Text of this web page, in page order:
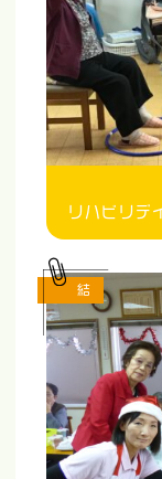
リハビリデ
結